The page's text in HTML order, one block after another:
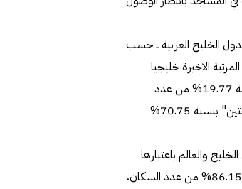
الخليج العربية ــ حسب
الاخيرة خليجيا
بنسبة التطعيم الكامل "جرعتين" بتسجيل 23.32% للفئات المستهدفة وبنسبة 19.77% من عدد
السكان، كما احتلت الكويت المرتبة الاخيرة لجهة التطعيم الجزئي "جرعة الى جرعتين" بنسبة 70.75%
والعالم باعتبارها
الأكثر تحصيناً، بنسبة تحصين جزئي تصل إلى 98.01% من الفئات المستهدفة و86.15% من عدد السكان،